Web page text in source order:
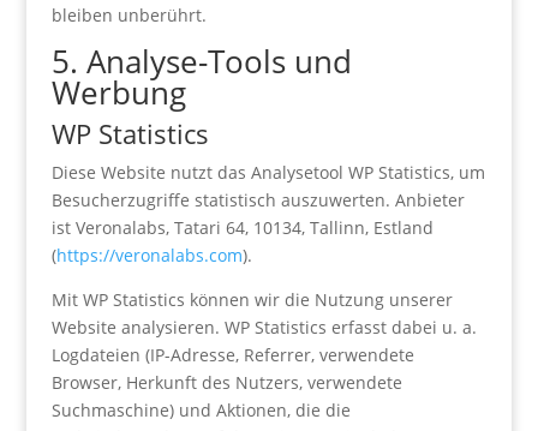
bleiben unberührt.
5. Analyse-Tools und
Werbung
WP Statistics
Diese Website nutzt das Analysetool WP Statistics, um
Besucherzugriffe statistisch auszuwerten. Anbieter
ist Veronalabs, Tatari 64, 10134, Tallinn, Estland
(https://veronalabs.com).
Mit WP Statistics können wir die Nutzung unserer
Website analysieren. WP Statistics erfasst dabei u. a.
Logdateien (IP-Adresse, Referrer, verwendete
Browser, Herkunft des Nutzers, verwendete
Suchmaschine) und Aktionen, die die